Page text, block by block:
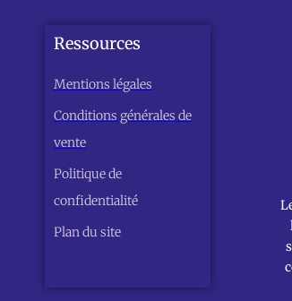
Ressources
Mentions légales
Conditions générales de
vente
Politique de
confidentialité
Plan du site